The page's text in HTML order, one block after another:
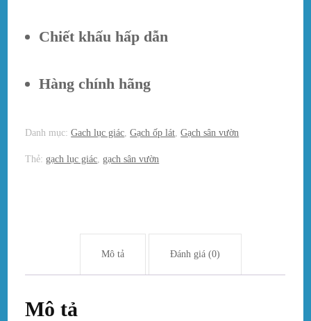
Chiết khấu hấp dẫn
Hàng chính hãng
Danh mục:Gach lục giác ,Gạch ốp lát ,Gạch sân vườn
Thẻ: gạch lục giác gạch sân vườn
Mô tả Đánh giá (0)
Mô tả